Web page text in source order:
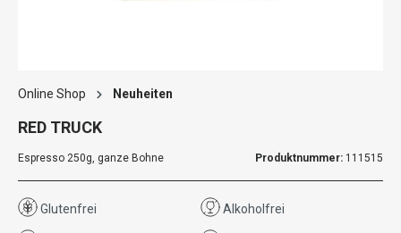
Online Shop Neuheiten
RED TRUCK
Espresso 250g, ganze Bohne Produktnummer: 111515
Glutenfrei Alkoholfrei